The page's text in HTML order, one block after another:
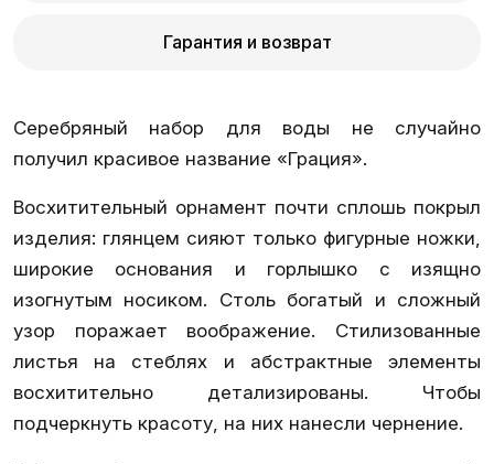
Гарантия и возврат
Серебряный набор для воды не случайно
получил красивое название «Грация».
Восхитительный орнамент почти сплошь покрыл
изделия: глянцем сияют только фигурные ножки,
широкие основания и горлышко с изящно
изогнутым носиком. Столь богатый и сложный
узор поражает воображение. Стилизованные
листья на стеблях и абстрактные элементы
восхитительно детализированы. Чтобы
подчеркнуть красоту, на них нанесли чернение.